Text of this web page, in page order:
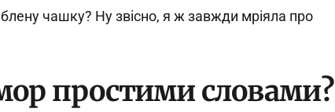
чашку? Ну звісно, я ж завжди мріяла про
простими словами?